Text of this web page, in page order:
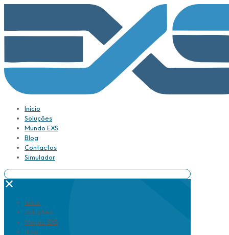
Início
Soluções
Mundo EXS
Blog
Contactos
Simulador
✕
Início
Soluções
Mundo EXS
Blog